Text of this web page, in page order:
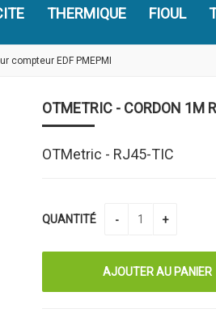
THERMIQUE FIOUL
compteur EDF PMEPMI
OTMETRIC - CORDON 1M
OTMetric - RJ45-TIC
QUANTITÉ